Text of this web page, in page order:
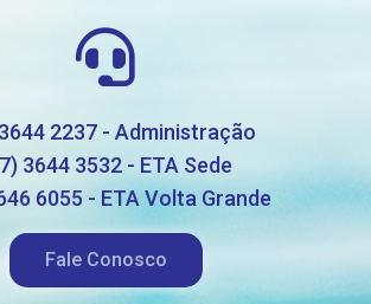
2237 - Administração
3644 3532 - ETA Sede
6055 - ETA Volta Grande
Fale Conosco